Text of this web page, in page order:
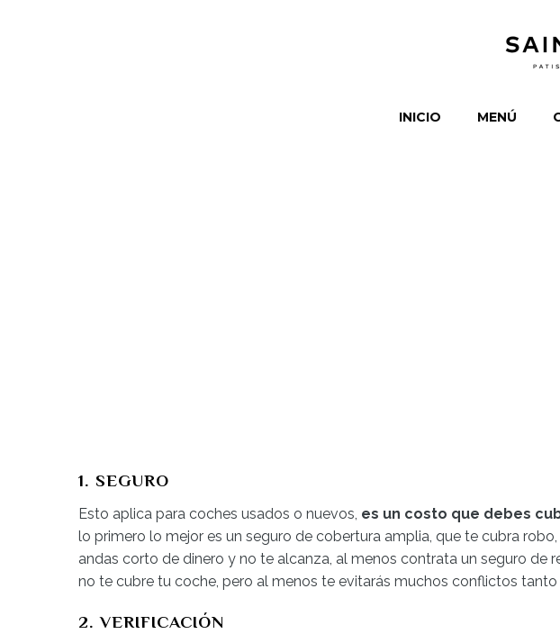
INICIO MENÚ
1. SEGURO
Esto aplica para coches usados o nuevos, es un costo que debes
lo primero lo mejor es un seguro de cobertura amplia, que te cubra
andas corto de dinero y no te alcanza, al menos contrata un seguro de
no te cubre tu coche, pero al menos te evitarás muchos conflictos
2. VERIFICACIÓN